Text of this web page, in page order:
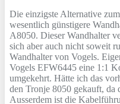
Die einzigste Alternative
wesentlich günstigere
A8050. Dieser Wandhalter
sich aber auch nicht soweit
Wandhalter von Vogels.
Vogels EFW6445 eine 1:1
umgekehrt. Hätte ich das
den Tronje 8050 gekauft, da
Ausserdem ist die